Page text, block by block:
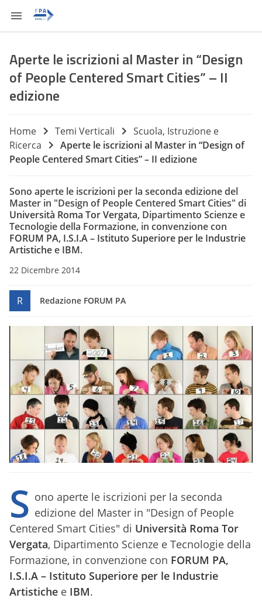
Aperte le iscrizioni al Master in “Design
of People Centered Smart Cities” – II
edizione
Home Temi Verticali
Scuola, Istruzione e
Ricerca
Aperte le iscrizioni al Master in “Design of
People Centered Smart Cities” – II edizione
Sono aperte le iscrizioni per la seconda edizione del
Master in "Design of People Centered Smart Cities" di
Università Roma Tor Vergata, Dipartimento Scienze e
Tecnologie della Formazione, in convenzione con
FORUM PA, I.S.I.A – Istituto Superiore per le Industrie
Artistichee IBM.
22 Dicembre 2014
R Redazione FORUM PA
S ono aperte le iscrizioni per la seconda
edizione del Master in "Design of People
Centered Smart Cities" di Università Roma Tor
Vergata, Dipartimento Scienze e Tecnologie della
Formazione, in convenzione con FORUM PA,
I.S.I.A – Istituto Superiore per le Industrie
Artistiche e IBM.